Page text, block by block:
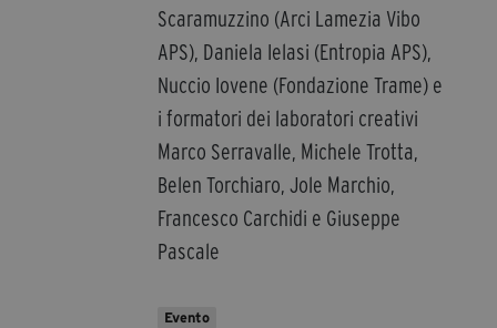
Scaramuzzino (Arci Lamezia Vibo
APS), Daniela Ielasi (Entropia APS),
Nuccio Iovene (Fondazione Trame) e
i formatori dei laboratori creativi
Marco Serravalle, Michele Trotta,
Belen Torchiaro, Jole Marchio,
Francesco Carchidi e Giuseppe
Pascale
Evento